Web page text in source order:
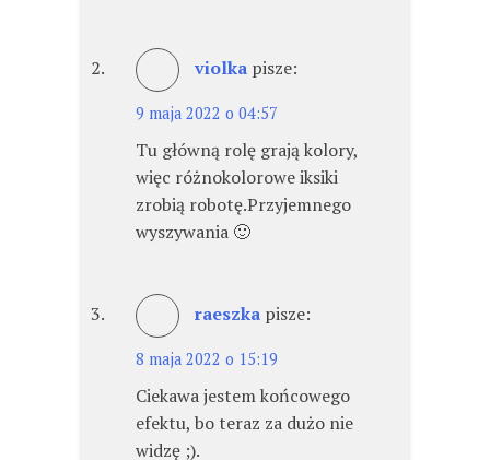
violka pisze:
9 maja 2022 o 04:57
Tu główną rolę grają kolory,
więc różnokolorowe iksiki
zrobią robotę.Przyjemnego
wyszywania 🙂
raeszka pisze:
8 maja 2022 o 15:19
Ciekawa jestem końcowego
efektu, bo teraz za dużo nie
widzę ;).